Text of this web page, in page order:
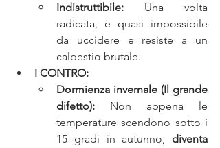
Indistruttibile: Una volta
radicata, è quasi impossibile
da uccidere e resiste a un
calpestio brutale.
I CONTRO:
Dormienza invernale (Il grande
difetto): Non appena le
temperature scendono sotto i
15 gradi in autunno, diventa